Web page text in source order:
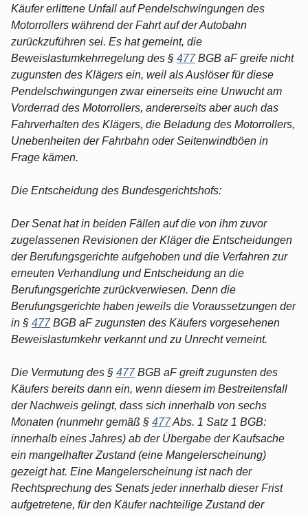
Käufer erlittene Unfall auf Pendelschwingungen des
Motorrollers während der Fahrt auf der Autobahn
zurückzuführen sei. Es hat gemeint, die
Beweislastumkehrregelung des § 477BGB aF greife nicht
zugunsten des Klägers ein, weil als Auslöser für diese
Pendelschwingungen zwar einerseits eine Unwucht am
Vorderrad des Motorrollers, andererseits aber auch das
Fahrverhalten des Klägers, die Beladung des Motorrollers,
Unebenheiten der Fahrbahn oder Seitenwindböen in
Frage kämen.
Die Entscheidung des Bundesgerichtshofs:
Der Senat hat in beiden Fällen auf die von ihm zuvor
zugelassenen Revisionen der Kläger die Entscheidungen
der Berufungsgerichte aufgehoben und die Verfahren zur
erneuten Verhandlung und Entscheidung an die
Berufungsgerichte zurückverwiesen. Denn die
Berufungsgerichte haben jeweils die Voraussetzungen der
in § 477BGB aF zugunsten des Käufers vorgesehenen
Beweislastumkehr verkannt und zu Unrecht verneint.
Die Vermutung des § 477BGB aF greift zugunsten des
Käufers bereits dann ein, wenn diesem im Bestreitensfall
der Nachweis gelingt, dass sich innerhalb von sechs
Monaten (nunmehr gemäß § 477Abs. 1 Satz 1 BGB:
innerhalb eines Jahres) ab der Übergabe der Kaufsache
ein mangelhafter Zustand (eine Mangelerscheinung)
gezeigt hat. Eine Mangelerscheinung ist nach der
Rechtsprechung des Senats jeder innerhalb dieser Frist
aufgetretene, für den Käufer nachteilige Zustand der